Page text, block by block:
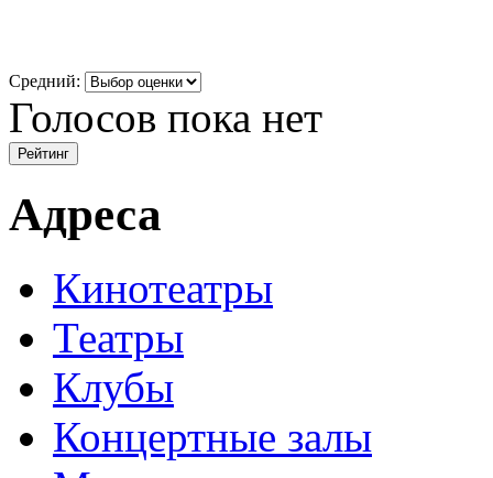
Средний:
Голосов пока нет
Адреса
Кинотеатры
Театры
Клубы
Концертные залы